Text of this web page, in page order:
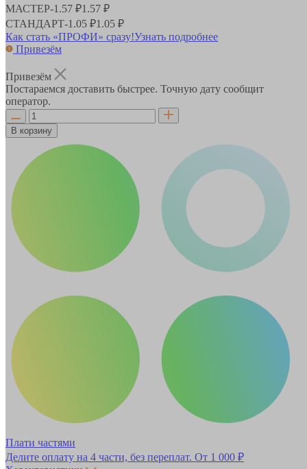
МАСТЕР-1.57 ₽1.57 ₽
СТАНДАРТ-1.05 ₽1.05 ₽
Как стать «ПРОФИ» сразу!Узнать подробнее
Привезём
Привезём
Постараемся доставить быстрее. Точную дату сообщит
оператор.
В корзину
Плати частями
Делите оплату на 4 части, без переплат. От 1 000 ₽